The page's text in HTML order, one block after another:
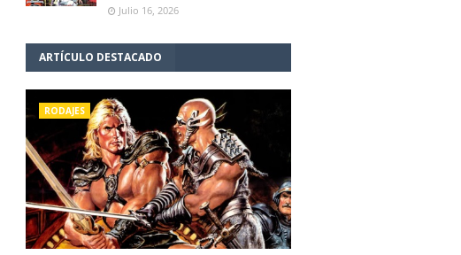
Julio 16, 2026
ARTÍCULO DESTACADO
RODAJES